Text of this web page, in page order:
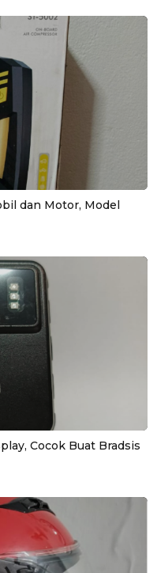
dan Motor, Model
Cocok Buat Bradsis